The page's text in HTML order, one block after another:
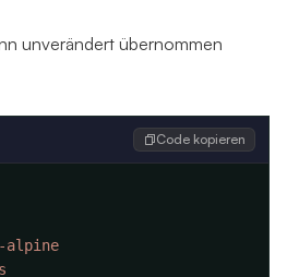
unverändert übernommen
Code kopieren